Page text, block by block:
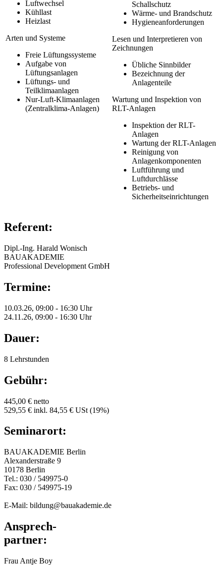
Luftwechsel
Kühllast
Heizlast
Arten und Systeme
Freie Lüftungssysteme
Aufgabe von
Lüftungsanlagen
Lüftungs- und
Teilklimaanlagen
Nur-Luft-Klimaanlagen
(Zentralklima-Anlagen)
Schallschutz
Wärme- und Brandschutz
Hygieneanforderungen
Lesen und Interpretieren von
Zeichnungen
Übliche Sinnbilder
Bezeichnung der
Anlagenteile
Wartung und Inspektion von
RLT-Anlagen
Inspektion der RLT-
Anlagen
Wartung der RLT-Anlagen
Reinigung von
Anlagenkomponenten
Luftführung und
Luftdurchlässe
Betriebs- und
Sicherheitseinrichtungen
Referent:
Dipl.-Ing. Harald Wonisch
BAUAKADEMIE
Professional Development GmbH
Termine:
10.03.26, 09:00 - 16:30 Uhr
24.11.26, 09:00 - 16:30 Uhr
Dauer:
8 Lehrstunden
Gebühr:
445,00 € netto
529,55 € inkl. 84,55 € USt (19%)
Seminarort:
BAUAKADEMIE Berlin
Alexanderstraße 9
10178 Berlin
Tel.: 030 / 549975-0
Fax: 030 / 549975-19
E-Mail: bildung@bauakademie.de
Ansprech-
partner:
Frau Antje Boy